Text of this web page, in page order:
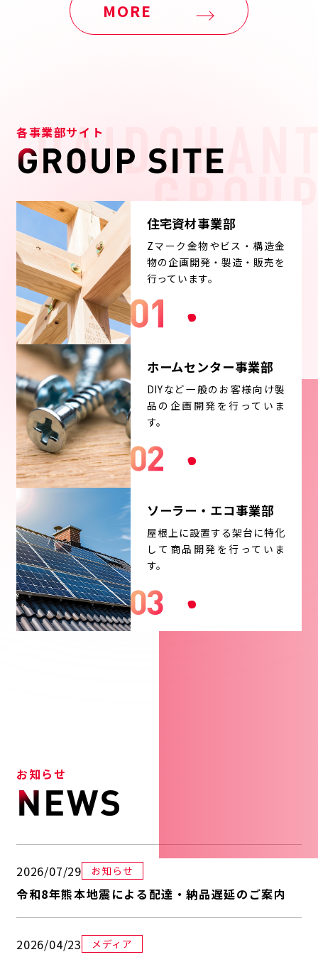
MORE
各事業部サイト
住宅資材事業部
Zマーク金物やビス・構造金
物の企画開発・製造・販売を
行っています。
ホームセンター事業部
DIYなど一般のお客様向け製
品の企画開発を行っていま
す。
ソーラー・エコ事業部
屋根上に設置する架台に特化
して商品開発を行っていま
す。
お知らせ
2026/07/29 お知らせ
令和8年熊本地震による配達・納品遅延のご案内
2026/04/23 メディア